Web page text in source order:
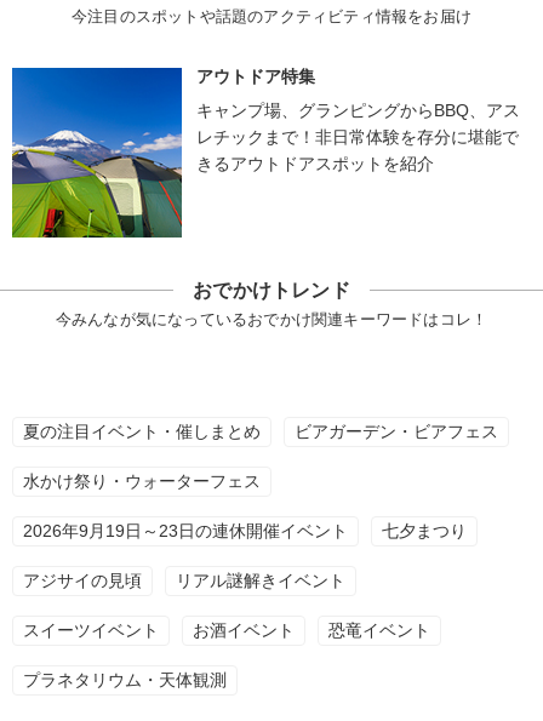
今注目のスポットや話題のアクティビティ情報をお届け
アウトドア特集
キャンプ場、グランピングからBBQ、アス
レチックまで！非日常体験を存分に堪能で
きるアウトドアスポットを紹介
おでかけトレンド
今みんなが気になっているおでかけ関連キーワードはコレ！
夏の注目イベント・催しまとめ ビアガーデン・ビアフェス
水かけ祭り・ウォーターフェス
2026年9月19日～23日の連休開催イベント 七夕まつり
アジサイの見頃 リアル謎解きイベント
スイーツイベント お酒イベント 恐竜イベント
プラネタリウム・天体観測